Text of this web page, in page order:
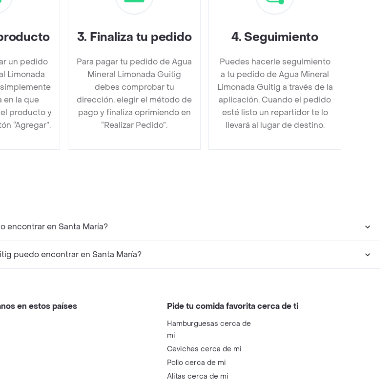
un pedido
Limonada
en la que
producto y
“Agregar”.
3. Finaliza tu pedido
Para pagar tu pedido de Agua
Mineral Limonada Guitig
debes comprobar tu
dirección, elegir el método de
pago y finaliza oprimiendo en
“Realizar Pedido”.
4. Seguimiento
Puedes hacerle seguimiento
a tu pedido de Agua Mineral
Limonada Guitig a través de la
aplicación. Cuando el pedido
esté listo un repartidor te lo
llevará al lugar de destino.
encontrar en Santa María?
puedo encontrar en Santa María?
en estos países Pide tu comida favorita cerca de ti
Hamburguesas cerca de
mi
Ceviches cerca de mi
Pollo cerca de mi
Alitas cerca de mi